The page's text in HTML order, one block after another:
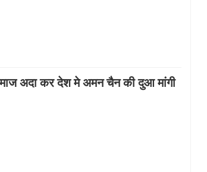
मुस्लिम समाज ने ईद की नमाज अदा कर देश मे अमन चैन की दुआ मांगी